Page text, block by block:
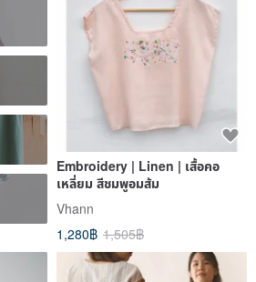
Embroidery | Linen | เสื้อคอ
เหลี่ยม สีชมพูอมส้ม
Vhann
1,280฿ 1,505฿